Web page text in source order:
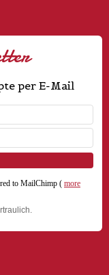
per E-Mail
to MailChimp ( more